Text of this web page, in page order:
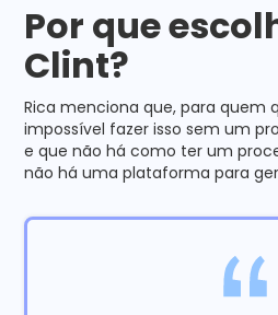
Por que
Clint?
Rica menciona que, para quem
impossível fazer isso sem um
e que não há como ter um
não há uma plataforma para